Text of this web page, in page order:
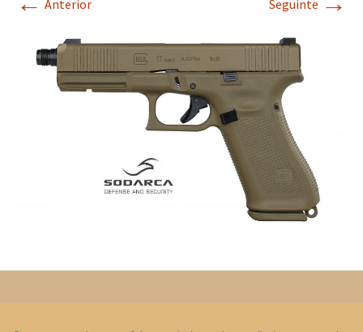
Anterior Seguinte